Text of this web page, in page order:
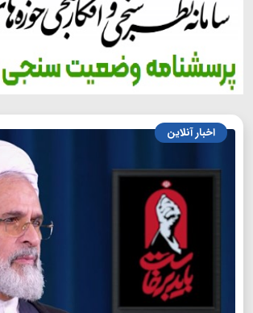
اخبار آنلاین